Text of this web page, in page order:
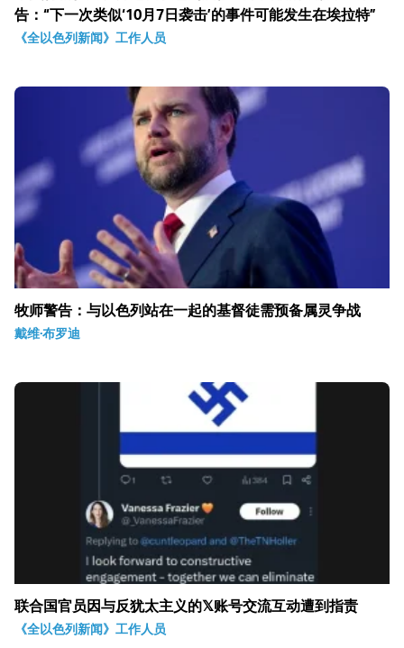
告：“下一次类似‘10月7日袭击’的事件可能发生在埃拉特”
《全以色列新闻》工作人员
牧师警告：与以色列站在一起的基督徒需预备属灵争战
戴维·布罗迪
联合国官员因与反犹太主义的𝕏账号交流互动遭到指责
《全以色列新闻》工作人员